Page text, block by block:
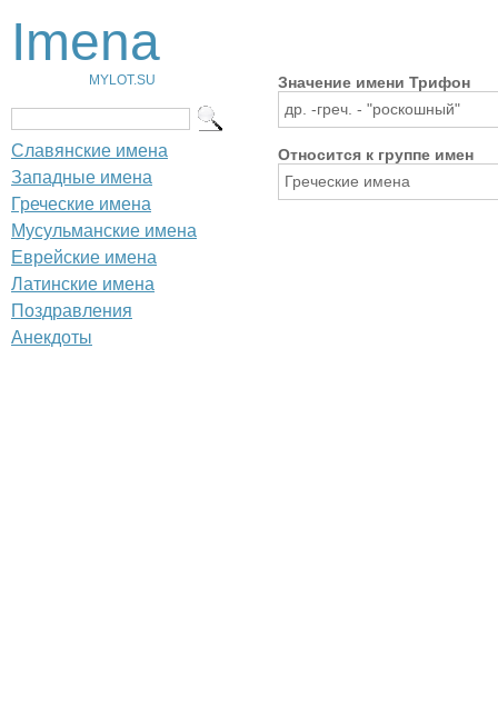
Imena
MYLOT.SU
Славянские имена
Западные имена
Греческие имена
Мусульманские имена
Еврейские имена
Латинские имена
Поздравления
Анекдоты
Значение имени Трифон
др. -греч. - "роскошный"
Относится к группе имен
Греческие имена